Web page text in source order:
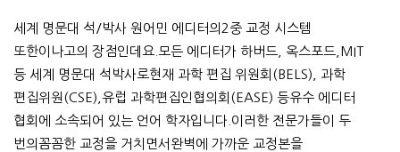
세계 명문대 석/박사 원어민 에디터의2중 교정 시스템
또한이나고의 장점인데요.모든 에디터가 하버드, 옥스포드,MIT
등 세계 명문대 석박사로현재 과학 편집 위원회(BELS), 과학
편집위원(CSE),유럽 과학편집인협의회(EASE) 등유수 에디터
협회에 소속되어 있는 언어 학자입니다.이러한 전문가들이 두
번의꼼꼼한 교정을 거치면서완벽에 가까운 교정본을